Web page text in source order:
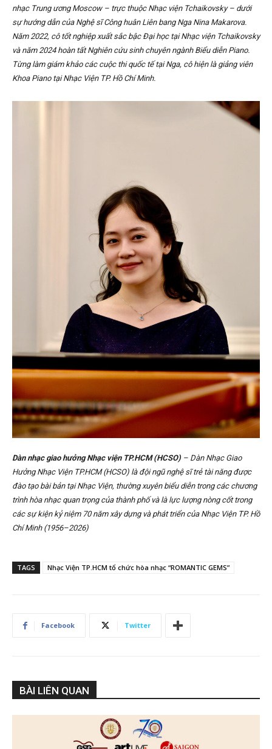
nhạc Trung ương Moscow – trực thuộc Nhạc viện Tchaikovsky – dưới
sự hướng dẫn của Nghệ sĩ Công huân Liên bang Nga Nina Makarova.
Năm 2022, cô tốt nghiệp xuất sắc bậc Đại học tại Nhạc viện Tchaikovsky
và năm 2024 hoàn tất Nghiên cứu sinh chuyên ngành Biểu diễn Piano.
Từng làm giám khảo các cuộc thi quốc tế tại Nga, cô hiện là giảng viên
Khoa Piano tại Nhạc Viện TP. Hồ Chí Minh.
Dàn nhạc giao hưởng Nhạc viện TP.HCM (HCSO) – Dàn Nhạc Giao
Hưởng Nhạc Viện TP.HCM (HCSO) là đội ngũ nghệ sĩ trẻ tài năng được
đào tạo bài bản tại Nhạc Viện, thường xuyên biểu diễn trong các chương
trình hòa nhạc quan trọng của thành phố và là lực lượng nòng cốt trong
các sự kiện kỷ niệm 70 năm xây dựng và phát triển của Nhạc Viện TP. Hồ
Chí Minh (1956–2026)
TAGS Nhạc Viện TP.HCM tổ chức hòa nhạc “ROMANTIC GEMS”
Facebook Twitter
BÀI LIÊN QUAN